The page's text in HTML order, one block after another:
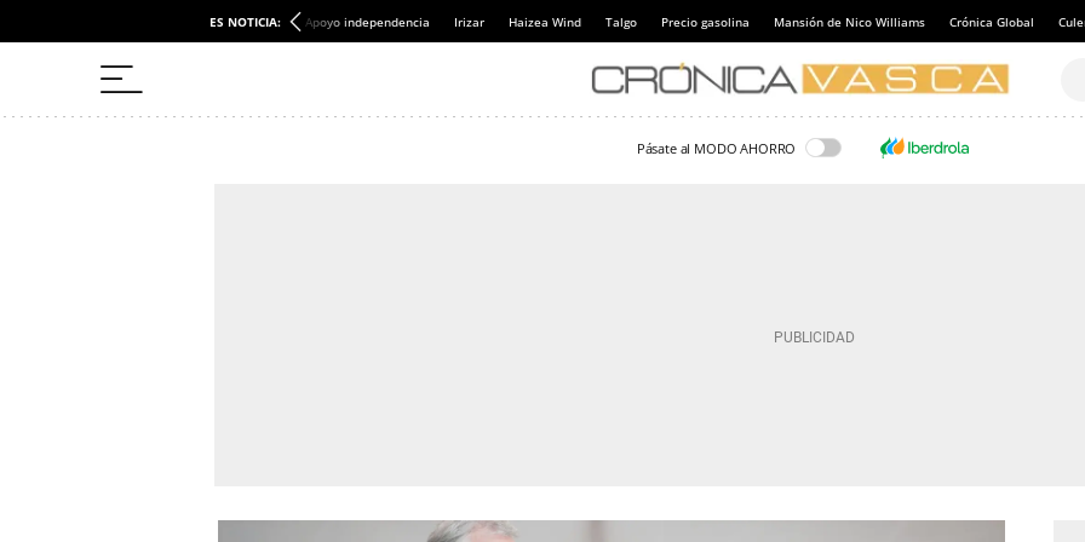
ES NOTICIA: Apoyo independencia Irizar Haizea Wind Talgo Precio gasolina Mansión de Nico Williams Crónica Global
Pásate al MODO AHORRO